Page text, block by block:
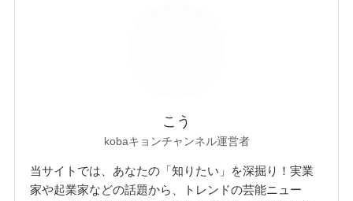
こう
kobaキョンチャンネル運営者
当サイトでは、あなたの「知りたい」を深掘り！実業
家や起業家などの話題から、トレンドの芸能ニュー